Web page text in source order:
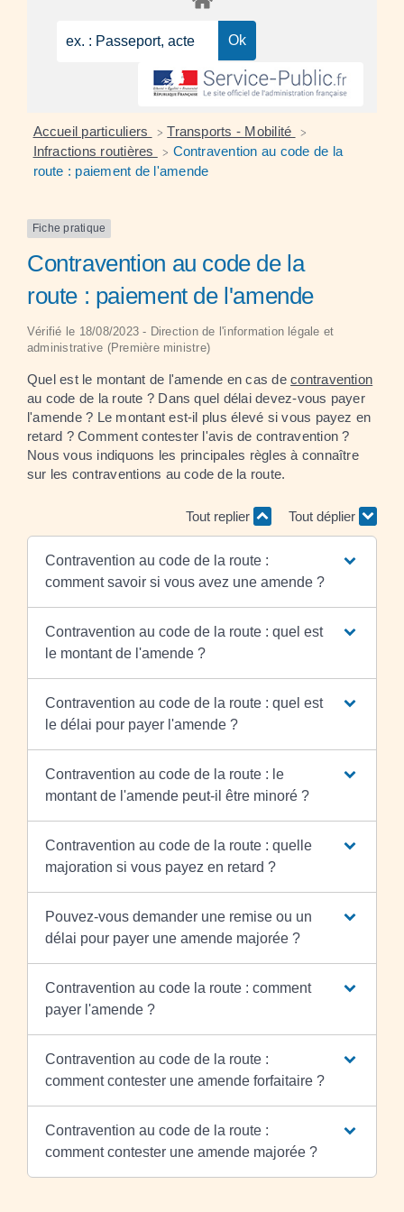
Accueil particuliers > Transports - Mobilité >
Infractions routières > Contravention au code de la
route : paiement de l'amende
Fiche pratique
Contravention au code de la
route : paiement de l'amende
Vérifié le 18/08/2023 - Direction de l'information légale et
administrative (Première ministre)
Quel est le montant de l'amende en cas decontravention
au code de la route ? Dans quel délai devez-vous payer
l'amende ? Le montant est-il plus élevé si vous payez en
retard ? Comment contester l'avis de contravention ?
Nous vous indiquons les principales règles à connaître
sur les contraventions au code de la route.
Tout replier Tout déplier
Contravention au code de la route :
comment savoir si vous avez une amende ?
Contravention au code de la route : quel est
le montant de l'amende ?
Contravention au code de la route : quel est
le délai pour payer l'amende ?
Contravention au code de la route : le
montant de l'amende peut-il être minoré ?
Contravention au code de la route : quelle
majoration si vous payez en retard ?
Pouvez-vous demander une remise ou un
délai pour payer une amende majorée ?
Contravention au code la route : comment
payer l'amende ?
Contravention au code de la route :
comment contester une amende forfaitaire ?
Contravention au code de la route :
comment contester une amende majorée ?